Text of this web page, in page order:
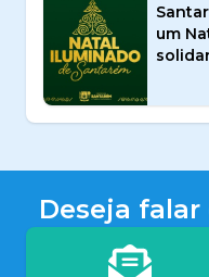
um
Deseja